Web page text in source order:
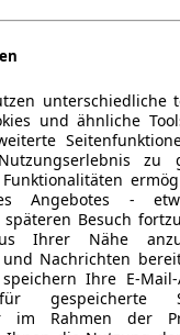
unterschiedliche
und ähnliche
zu
Angebotes -
Besuch
Ihrer Nähe
Nachrichten
Ihre E-Mail-
im Rahmen der
Sensoren hinten,
Fernlichtassistent,
LED-